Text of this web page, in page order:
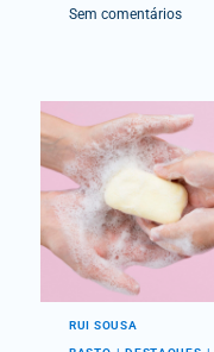
Sem comentários
RUI SOUSA